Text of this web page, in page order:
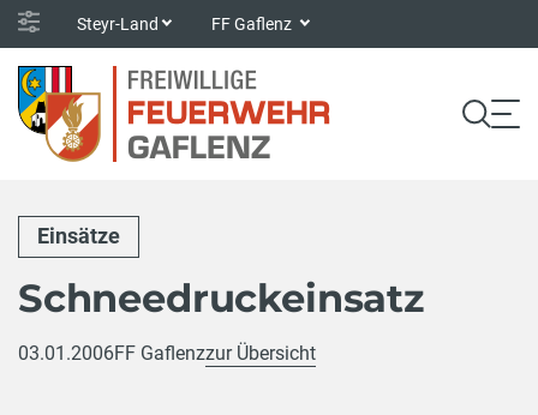
Steyr-Land FF Gaflenz
Einsätze
Schneedruckeinsatz
03.01.2006FF Gaflenzzur Übersicht